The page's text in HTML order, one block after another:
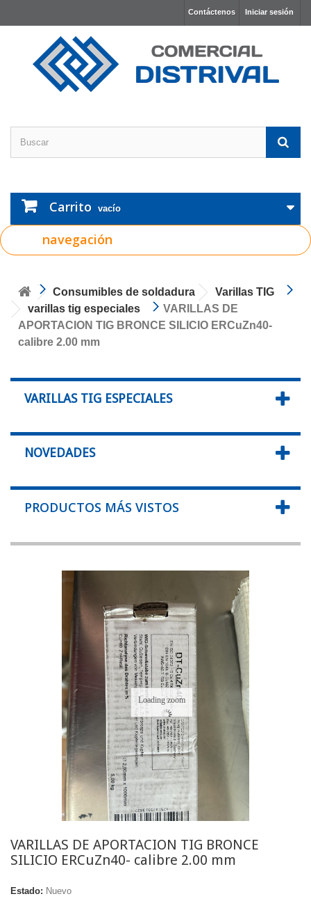
Iniciar sesión
Contáctenos
Carrito vacío
navegación
Consumibles de soldadura
Varillas TIG
varillas tig especiales
VARILLAS DE
APORTACION TIG BRONCE SILICIO ERCuZn40-
calibre 2.00 mm
VARILLAS TIG ESPECIALES
NOVEDADES
PRODUCTOS MÁS VISTOS
Loading zoom
VARILLAS DE APORTACION TIG BRONCE
SILICIO ERCuZn40- calibre 2.00 mm
Estado: Nuevo